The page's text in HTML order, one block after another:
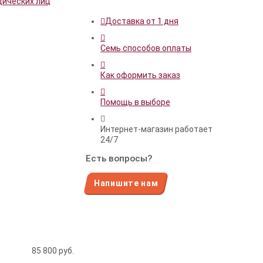
Доставка от 1 дня
Семь способов оплаты
Как оформить заказ
Помощь в выборе
Интернет-магазин работает
24/7
Есть вопросы?
Напишите нам
85 800 руб.